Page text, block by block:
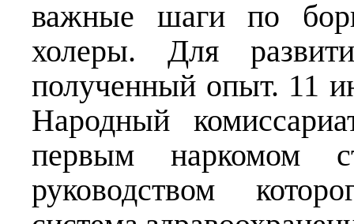
важные шаги по
холеры. Для
полученный опыт. 11
Народный
первым наркомом
руководством